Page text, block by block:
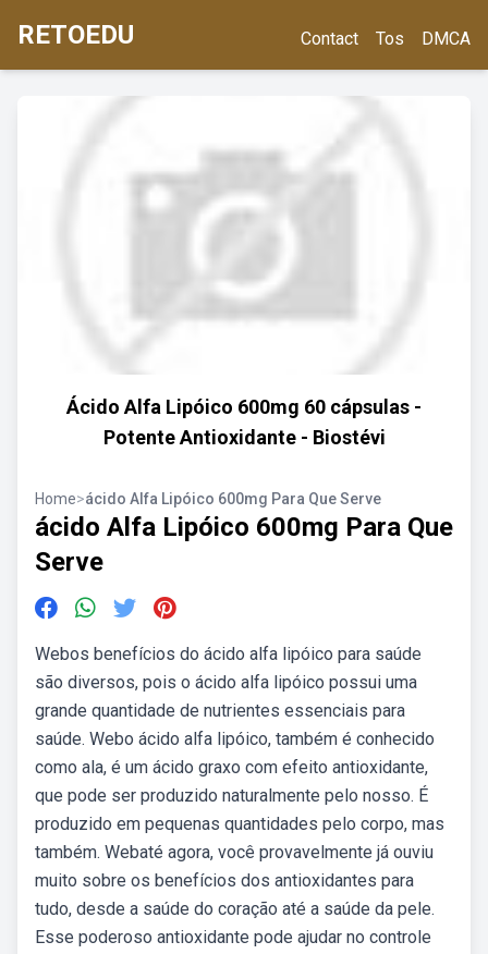
RETOEDU Contact Tos DMCA
Ácido Alfa Lipóico 600mg 60 cápsulas -
Potente Antioxidante - Biostévi
Home>ácido Alfa Lipóico 600mg Para Que Serve
ácido Alfa Lipóico 600mg Para Que
Serve
Webos benefícios do ácido alfa lipóico para saúde
são diversos, pois o ácido alfa lipóico possui uma
grande quantidade de nutrientes essenciais para
saúde. Webo ácido alfa lipóico, também é conhecido
como ala, é um ácido graxo com efeito antioxidante,
que pode ser produzido naturalmente pelo nosso. É
produzido em pequenas quantidades pelo corpo, mas
também. Webaté agora, você provavelmente já ouviu
muito sobre os benefícios dos antioxidantes para
tudo, desde a saúde do coração até a saúde da pele.
Esse poderoso antioxidante pode ajudar no controle